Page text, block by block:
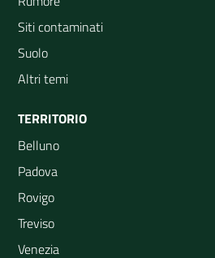
Siti contaminati
Suolo
Altri temi
TERRITORIO
Belluno
Padova
Rovigo
Treviso
Venezia